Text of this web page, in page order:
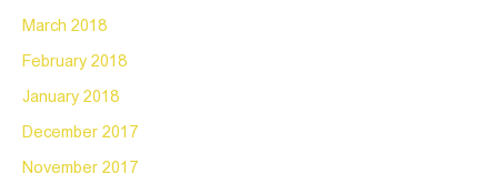
March 2018
February 2018
January 2018
December 2017
November 2017